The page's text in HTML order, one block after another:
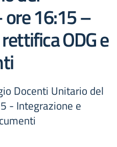
16:15 –
ODG e
Docenti Unitario del
- Integrazione e